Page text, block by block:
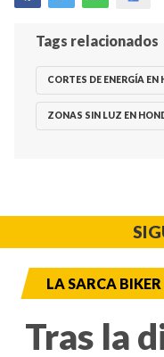
Tags relacionados
CORTES DE ENERGÍA EN
ZONAS SIN LUZ EN
LA SARCA BIKER
Tras la